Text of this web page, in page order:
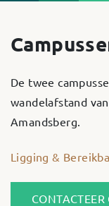
De twee
wandelafstand
Amandsberg.
Ligging &
CONTACTEER